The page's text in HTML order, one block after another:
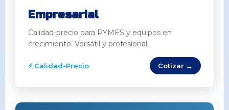
Empresarial
Calidad-precio para PYMES y equipos en
crecimiento. Versátil y profesional.
⚡ Calidad-Precio Cotizar →